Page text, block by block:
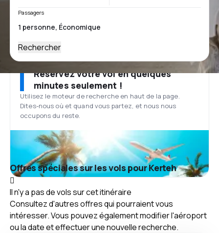
Passagers
Rechercher
Réservez votre vol en quelques
minutes seulement !
Utilisez le moteur de recherche en haut de la page.
Dites-nous où et quand vous partez, et nous nous
occupons du reste.
Offres spéciales sur les vols pour Kerteh
Il n'y a pas de vols sur cet itinéraire
Consultez d'autres offres qui pourraient vous
intéresser. Vous pouvez également modifier l'aéroport
ou la date et effectuer une nouvelle recherche.